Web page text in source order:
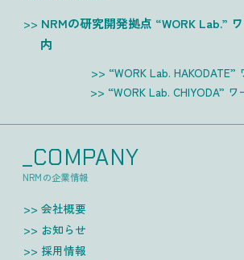
NRMの研究開発拠点 “WORK Lab.”
内
“WORK Lab. HAKODATE”
“WORK Lab. CHIYODA”
_COMPANY
NRMの企業情報
会社概要
お知らせ
採用情報